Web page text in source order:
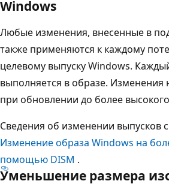
Windows
Любые изменения, внесенные в
также применяются к каждому
целевому выпуску Windows.
выполняется в образе. Изменения
при обновлении до более
Сведения об изменении выпусков
Изменение образа Windows на
помощью DISM .
Уменьшение размера